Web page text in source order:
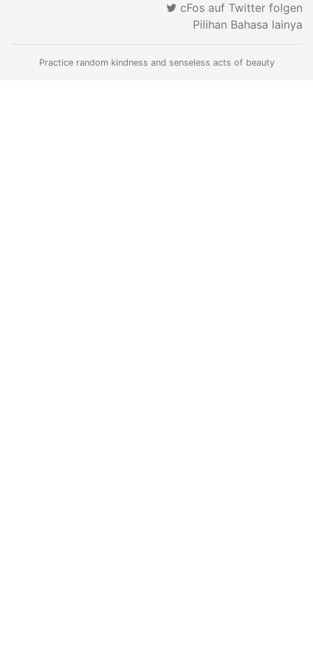
cFos auf Twitter folgen
Pilihan Bahasa lainya
Practice random kindness and senseless acts of beauty